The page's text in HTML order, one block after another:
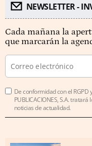
NEWSLETTER -
Cada mañana la
que marcarán la
De conformidad con el RGPD
PUBLICACIONES, S.A.
noticias de actualidad.